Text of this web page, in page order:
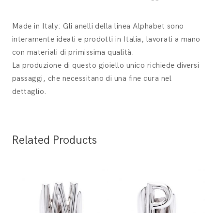
Made in Italy: Gli anelli della linea Alphabet sono
interamente ideati e prodotti in Italia, lavorati a mano
con materiali di primissima qualità.
La produzione di questo gioiello unico richiede diversi
passaggi, che necessitano di una fine cura nel
dettaglio.
Related Products